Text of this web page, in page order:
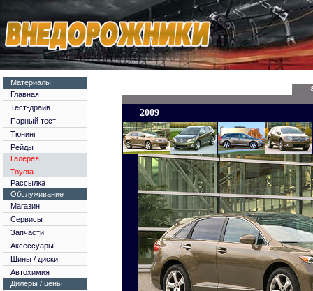
Материалы
Главная
Тест-драйв
Парный тест
Тюнинг
Рейды
Галерея
Toyota
Рассылка
Обслуживание
Магазин
Сервисы
Запчасти
Аксессуары
Шины / диски
Автохимия
Дилеры / цены
2009